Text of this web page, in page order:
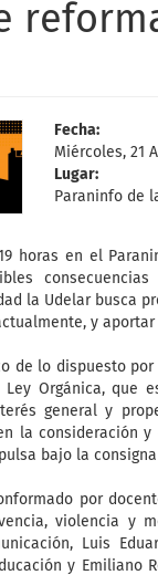
Fecha:
Miércoles, 21
Lugar:
Paraninfo de
horas en el
la Udelar busca
y
de lo dispuesto
Ley Orgánica,
general y
la consideración
bajo la
por
violencia y
Luis
y Emiliano